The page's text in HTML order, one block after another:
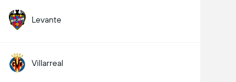
Levante
Villarreal